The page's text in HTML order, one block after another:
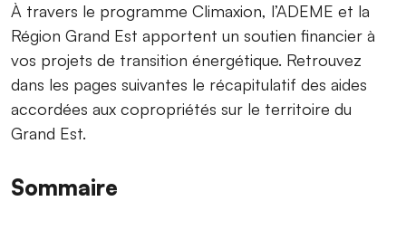
À travers le programme Climaxion, l’ADEME et la
Région Grand Est apportent un soutien financier à
vos projets de transition énergétique. Retrouvez
dans les pages suivantes le récapitulatif des aides
accordées aux copropriétés sur le territoire du
Grand Est.
Sommaire